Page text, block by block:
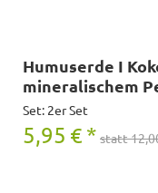
Humuserde I
mineralischem
Set: 2er Set
5,95 € * statt